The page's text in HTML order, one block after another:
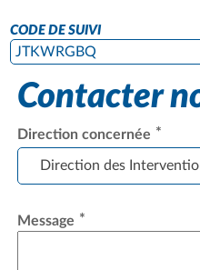
CODE DE SUIVI
JTKWRGBQ
Contacter
Direction concernée *
Direction des
Message *